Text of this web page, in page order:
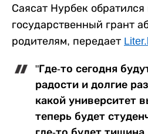
Саясат Нурбек
государственный грант
родителям, передает
"Где-то сегодня
радости и долгие
какой университет
теперь будет